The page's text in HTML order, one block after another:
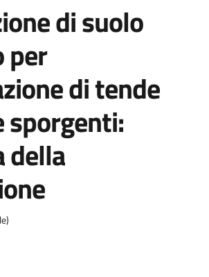
di suolo
per
di tende
sporgenti:
della